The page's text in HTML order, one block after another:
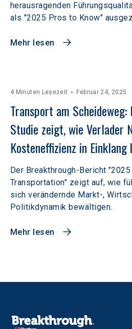
herausragenden
als "2025 Pros to Know"
Mehr lesen
4 Minuten Lesezeit Februar 24, 2025
Transport am
Studie zeigt, wie Verlader
Kosteneffizienz in Einklang
Der Breakthrough-Bericht
Transportation" zeigt auf, wie
sich verändernde Markt-,
Politikdynamik bewältigen.
Mehr lesen